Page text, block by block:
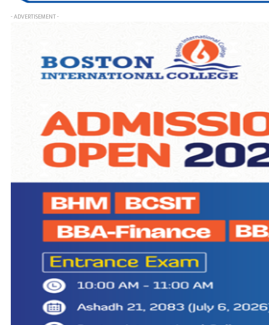
- ADVERTISEMENT -